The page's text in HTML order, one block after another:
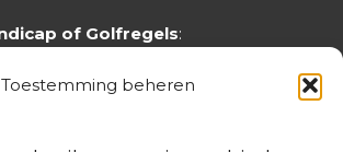
Toestemming beheren
of Golfregels: